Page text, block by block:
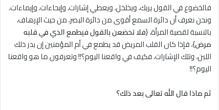
فالخضوع في القول يربك، ويخلخل، ويعطي إشارات، وإيحاءات، وإيماءات،
ونحن نعرف أن دائرة السمع أقوى من دائرة البصر، من حيث الإرهاف،
بالنسبة لقضية المرأة، {فلا تخضعن بالقول فيطمع الذي في قلبه
مرض}، فإذا كان القلب المريض قد يطمع في أم المؤمنين إن بدر ذلك
اللين، وتلك الإشارات، فكيف في واقعنا اليوم؟!! وتعرفون ما هو واقعنا
اليوم؟!!
ثم ماذا قال الله تعالى بعد ذلك؟